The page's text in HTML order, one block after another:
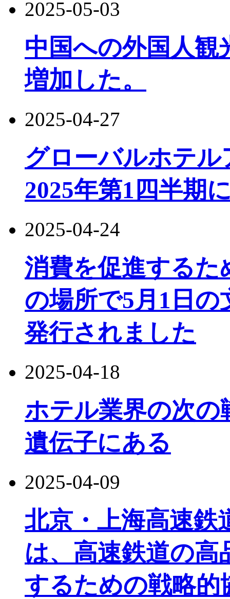
2025-05-03
中国への外国人観
増加した。
2025-04-27
グローバルホテ
2025年第1四半期
2025-04-24
消費を促進するた
の場所で5月1日
発行されました
2025-04-18
ホテル業界の次の
遺伝子にある
2025-04-09
北京・上海高速鉄
は、高速鉄道の高
するための戦略的